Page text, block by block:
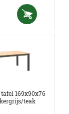
169x90x76
teak